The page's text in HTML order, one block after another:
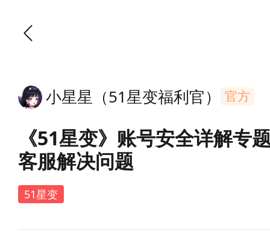
小星星（51星变福利官） 官方
《51星变》账号安全详解专
客服解决问题
51星变